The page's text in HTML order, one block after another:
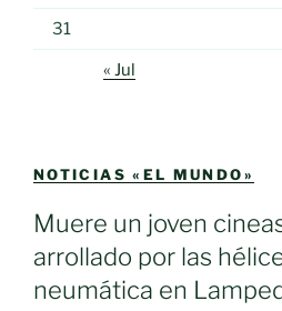
31
« Jul
NOTICIAS «EL MUNDO»
Muere un joven
arrollado por las
neumática en